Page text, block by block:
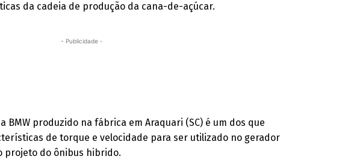
da cadeia de produção da cana-de-açúcar.
- Publicidade -
BMW produzido na fábrica em Araquari (SC) é um dos que
de torque e velocidade para ser utilizado no gerador
projeto do ônibus hibrido.